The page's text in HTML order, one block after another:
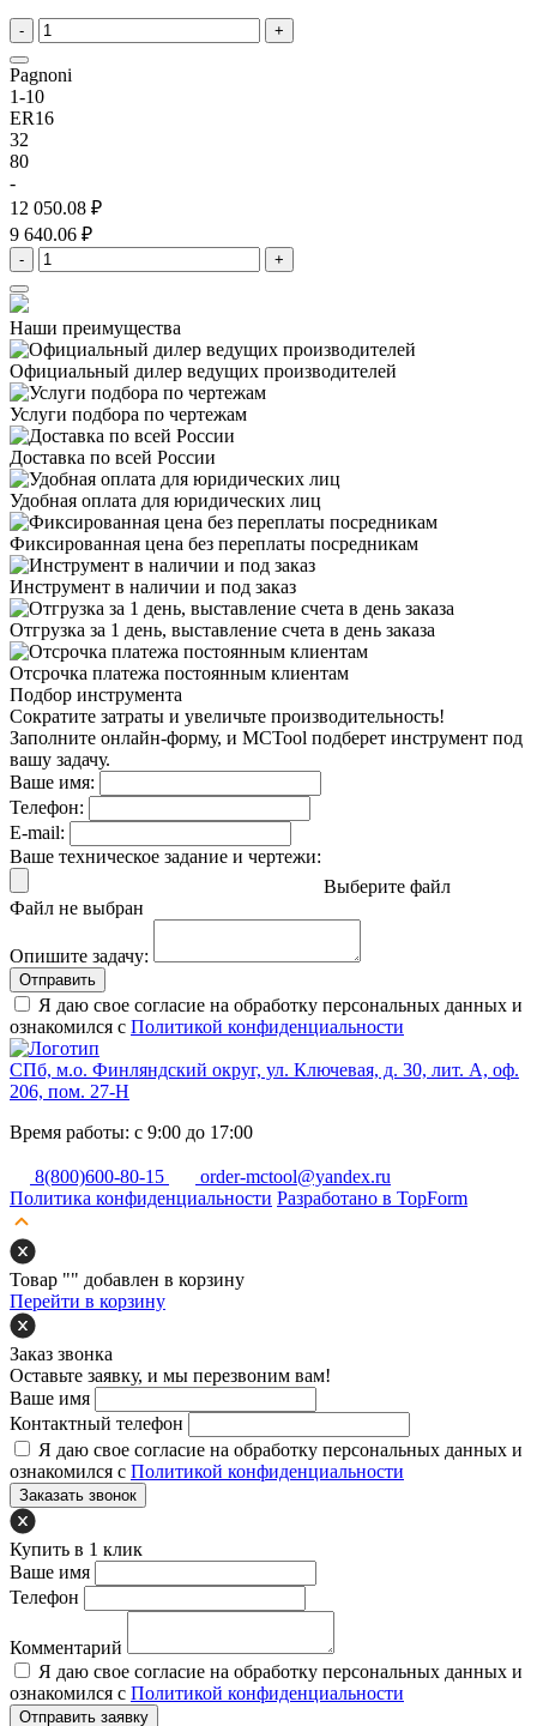
- +
Pagnoni
1-10
ER16
32
80
-
12 050.08 ₽
9 640.06 ₽
- +
Наши преимущества
Официальный дилер ведущих производителей
Услуги подбора по чертежам
Доставка по всей России
Удобная оплата для юридических лиц
Фиксированная цена без переплаты посредникам
Инструмент в наличии и под заказ
Отгрузка за 1 день, выставление счета в день заказа
Отсрочка платежа постоянным клиентам
Подбор инструмента
Сократите затраты и увеличьте производительность!
Заполните онлайн-форму, и MCTool подберет инструмент под
вашу задачу.
Ваше имя:
Телефон:
E-mail:
Ваше техническое задание и чертежи:
Выберите файл
Файл не выбран
Опишите задачу:
Отправить
Я даю свое согласие на обработку персональных данных и
ознакомился с Политикой конфиденциальности
СПб, м.о. Финляндский округ, ул. Ключевая, д. 30, лит. А, оф.
206, пом. 27-Н
Время работы: с 9:00 до 17:00
8(800)600-80-15
order-mctool@yandex.ru
Политика конфиденциальности Разработано в TopForm
Товар "" добавлен в корзину
Перейти в корзину
Заказ звонка
Оставьте заявку, и мы перезвоним вам!
Ваше имя
Контактный телефон
Я даю свое согласие на обработку персональных данных и
ознакомился с Политикой конфиденциальности
Заказать звонок
Купить в 1 клик
Ваше имя
Телефон
Комментарий
Я даю свое согласие на обработку персональных данных и
ознакомился с Политикой конфиденциальности
Отправить заявку